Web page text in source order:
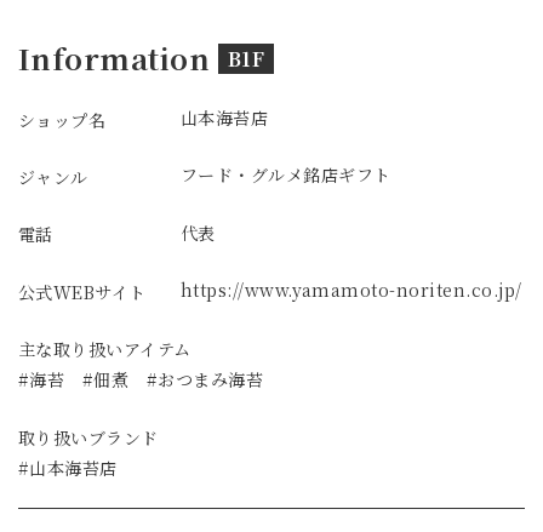
Information B1F
ショップ名 山本海苔店
ジャンル フード・グルメ銘店ギフト
電話 代表
公式WEBサイト https://www.yamamoto-noriten.co.jp/
主な取り扱いアイテム
#海苔 #佃煮 #おつまみ海苔
取り扱いブランド
#山本海苔店